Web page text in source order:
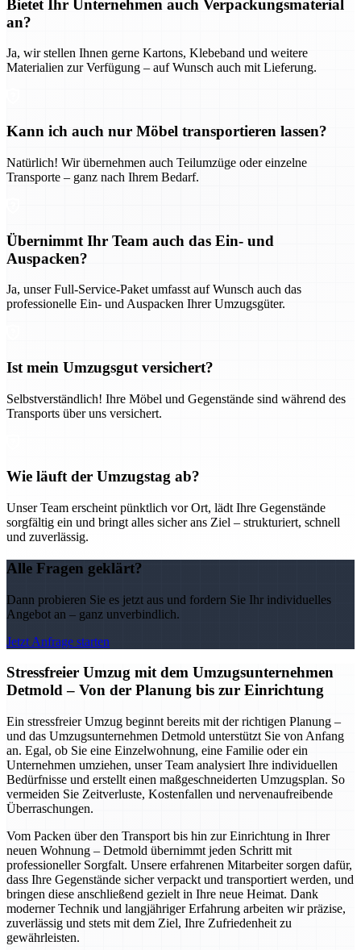
Bietet Ihr Unternehmen auch Verpackungsmaterial
an?
Ja, wir stellen Ihnen gerne Kartons, Klebeband und weitere
Materialien zur Verfügung – auf Wunsch auch mit Lieferung.
Kann ich auch nur Möbel transportieren lassen?
Natürlich! Wir übernehmen auch Teilumzüge oder einzelne
Transporte – ganz nach Ihrem Bedarf.
Übernimmt Ihr Team auch das Ein- und
Auspacken?
Ja, unser Full-Service-Paket umfasst auf Wunsch auch das
professionelle Ein- und Auspacken Ihrer Umzugsgüter.
Ist mein Umzugsgut versichert?
Selbstverständlich! Ihre Möbel und Gegenstände sind während des
Transports über uns versichert.
Wie läuft der Umzugstag ab?
Unser Team erscheint pünktlich vor Ort, lädt Ihre Gegenstände
sorgfältig ein und bringt alles sicher ans Ziel – strukturiert, schnell
und zuverlässig.
Alle Fragen geklärt?
Dann probieren Sie es jetzt aus und fordern Sie Ihr individuelles
Angebot an – ganz unverbindlich.
Jetzt Anfrage starten
Stressfreier Umzug mit dem Umzugsunternehmen
Detmold – Von der Planung bis zur Einrichtung
Ein stressfreier Umzug beginnt bereits mit der richtigen Planung –
und das Umzugsunternehmen Detmold unterstützt Sie von Anfang
an. Egal, ob Sie eine Einzelwohnung, eine Familie oder ein
Unternehmen umziehen, unser Team analysiert Ihre individuellen
Bedürfnisse und erstellt einen maßgeschneiderten Umzugsplan. So
vermeiden Sie Zeitverluste, Kostenfallen und nervenaufreibende
Überraschungen.
Vom Packen über den Transport bis hin zur Einrichtung in Ihrer
neuen Wohnung – Detmold übernimmt jeden Schritt mit
professioneller Sorgfalt. Unsere erfahrenen Mitarbeiter sorgen dafür,
dass Ihre Gegenstände sicher verpackt und transportiert werden, und
bringen diese anschließend gezielt in Ihre neue Heimat. Dank
moderner Technik und langjähriger Erfahrung arbeiten wir präzise,
zuverlässig und stets mit dem Ziel, Ihre Zufriedenheit zu
gewährleisten.